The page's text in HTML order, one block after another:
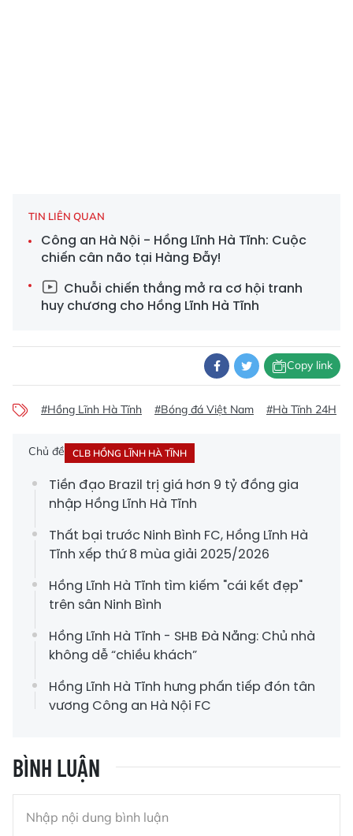
TIN LIÊN QUAN
Công an Hà Nội - Hồng Lĩnh Hà Tĩnh: Cuộc
chiến cân não tại Hàng Đẫy!
Chuỗi chiến thắng mở ra cơ hội tranh
huy chương cho Hồng Lĩnh Hà Tĩnh
Copy link
#Hồng Lĩnh Hà Tĩnh #Bóng đá Việt Nam #Hà Tĩnh 24H
Chủ đề CLB HỒNG LĨNH HÀ TĨNH
Tiền đạo Brazil trị giá hơn 9 tỷ đồng gia
nhập Hồng Lĩnh Hà Tĩnh
Thất bại trước Ninh Bình FC, Hồng Lĩnh Hà
Tĩnh xếp thứ 8 mùa giải 2025/2026
Hồng Lĩnh Hà Tĩnh tìm kiếm "cái kết đẹp"
trên sân Ninh Bình
Hồng Lĩnh Hà Tĩnh - SHB Đà Nẵng: Chủ nhà
không dễ “chiều khách”
Hồng Lĩnh Hà Tĩnh hưng phấn tiếp đón tân
vương Công an Hà Nội FC
BÌNH LUẬN